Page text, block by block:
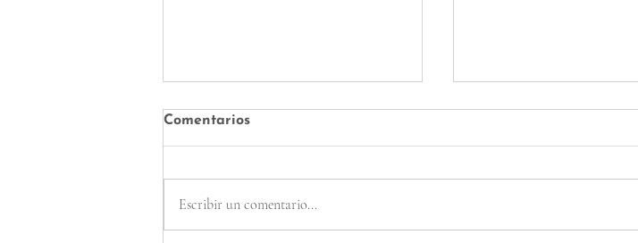
Comentarios
Escribir un comentario...